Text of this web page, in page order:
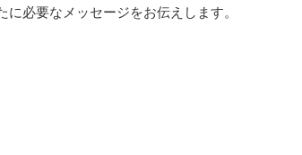
に必要なメッセージをお伝えします。